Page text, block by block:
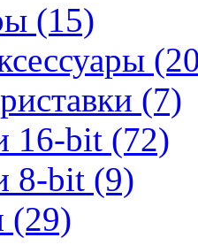
(15)
(7)
16-bit (72)
8-bit (9)
(29)